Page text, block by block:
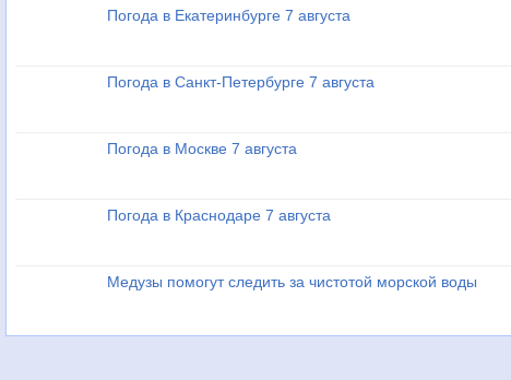
Погода в Екатеринбурге 7 августа
Погода в Санкт-Петербурге 7 августа
Погода в Москве 7 августа
Погода в Краснодаре 7 августа
Медузы помогут следить за чистотой морской воды